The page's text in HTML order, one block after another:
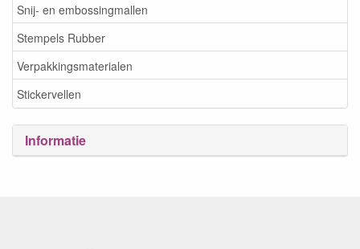
Snij- en embossingmallen
Stempels Rubber
Verpakkingsmaterialen
Stickervellen
Informatie